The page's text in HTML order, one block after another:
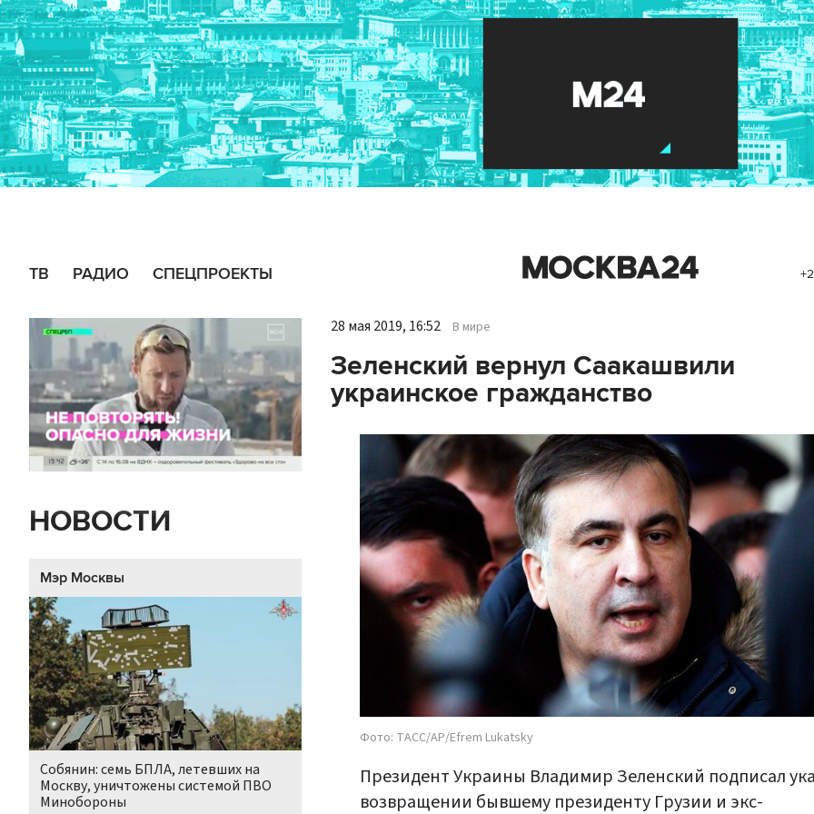
ТВ РАДИО СПЕЦПРОЕКТЫ
НОВОСТИ
Мэр Москвы
Собянин: семь БПЛА, летевших на
Москву, уничтожены системой ПВО
Минобороны
28 мая 2019, 16:52 В мире
Зеленский вернул Саакашвили
украинское гражданство
Фото: ТАСС/АР/Efrem Lukatsky
Президент Украины Владимир Зеленский подписал
возвращении бывшему президенту Грузии и экс-